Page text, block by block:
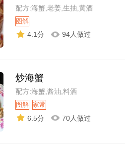
配方:海蟹,老姜,生抽,黄酒
图解
4.1分 94人做过
炒海蟹
配方:海蟹,酱油,料酒
图解 家常
6.5分 70人做过